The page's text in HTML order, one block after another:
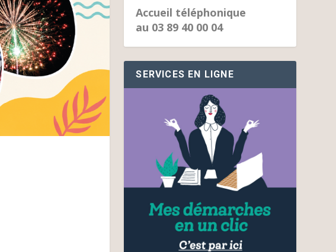
Accueil téléphonique
au 03 89 40 00 04
SERVICES EN LIGNE